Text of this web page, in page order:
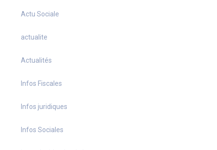
Actu Sociale
actualite
Actualités
Infos Fiscales
Infos juridiques
Infos Sociales